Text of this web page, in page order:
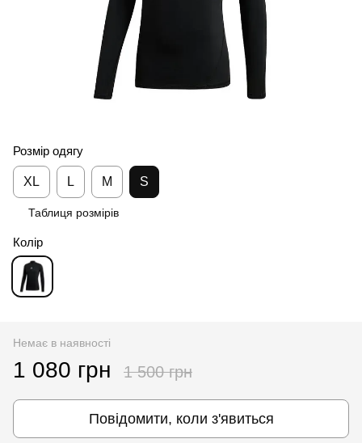
Розмір одягу
XL L M S
Таблиця розмірів
Колір
Немає в наявності
1 080 грн 1 500 грн
Повідомити, коли з'явиться